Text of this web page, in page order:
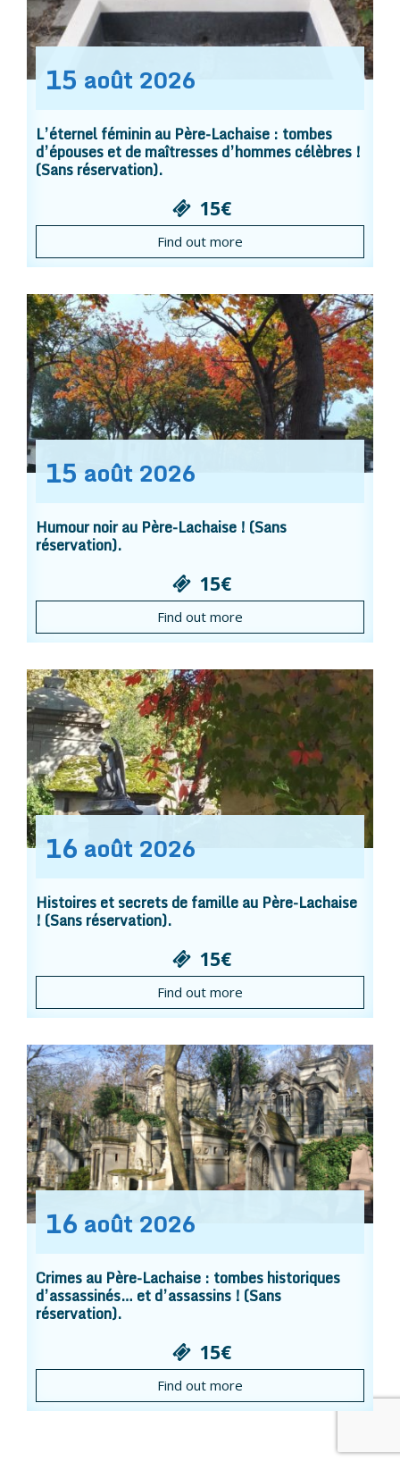
15 août 2026
L’éternel féminin au Père-Lachaise : tombes
d’épouses et de maîtresses d’hommes célèbres !
(Sans réservation).
15€
Find out more
15 août 2026
Humour noir au Père-Lachaise ! (Sans
réservation).
15€
Find out more
16 août 2026
Histoires et secrets de famille au Père-Lachaise
! (Sans réservation).
15€
Find out more
16 août 2026
Crimes au Père-Lachaise : tombes historiques
d’assassinés… et d’assassins ! (Sans
réservation).
15€
Find out more